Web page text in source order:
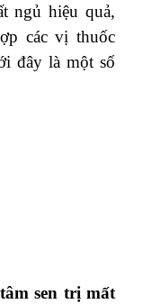
ngủ hiệu quả,
các vị thuốc
đây là một số
tâm sen trị mất